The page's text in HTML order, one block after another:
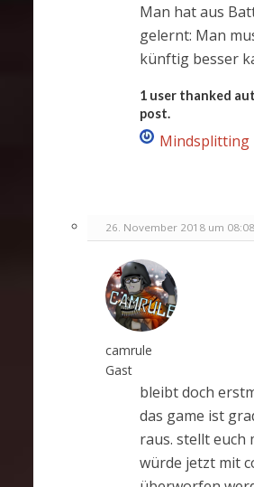
Man hat aus
gelernt: Man
künftig besser
1 user thanked
post.
Mindsplitting
26. November 2018 um
camrule
Gast
bleibt doch
das game ist
raus. stellt euch
würde jetzt mit